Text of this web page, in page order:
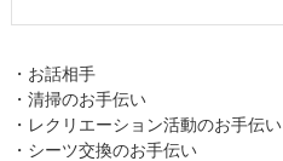
・お話相手
・清掃のお手伝い
・レクリエーション活動のお手伝い
・シーツ交換のお手伝い